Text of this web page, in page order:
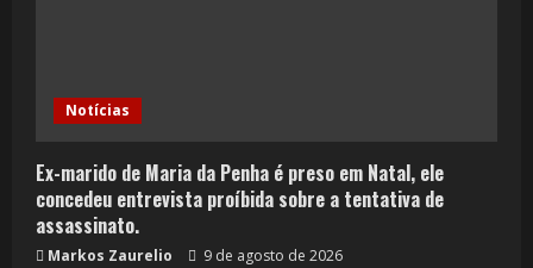
i
n
g
Notícias
Ex-marido de Maria da Penha é preso em Natal, ele
concedeu entrevista proíbida sobre a tentativa de
assassinato.
Markos Zaurelio 9 de agosto de 2026